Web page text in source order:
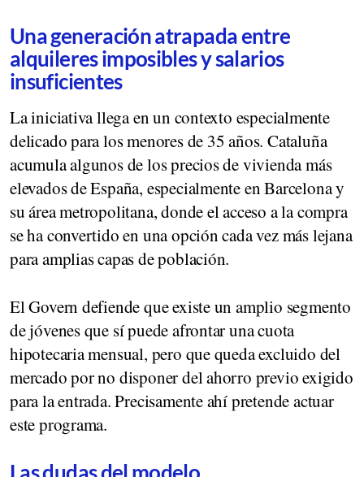
Una generación atrapada entre
alquileres imposibles y salarios
insuficientes
La iniciativa llega en un contexto especialmente
delicado para los menores de 35 años. Cataluña
acumula algunos de los precios de vivienda más
elevados de España, especialmente en Barcelona y
su área metropolitana, donde el acceso a la compra
se ha convertido en una opción cada vez más lejana
para amplias capas de población.
El Govern defiende que existe un amplio segmento
de jóvenes que sí puede afrontar una cuota
hipotecaria mensual, pero que queda excluido del
mercado por no disponer del ahorro previo exigido
para la entrada. Precisamente ahí pretende actuar
este programa.
Las dudas del modelo